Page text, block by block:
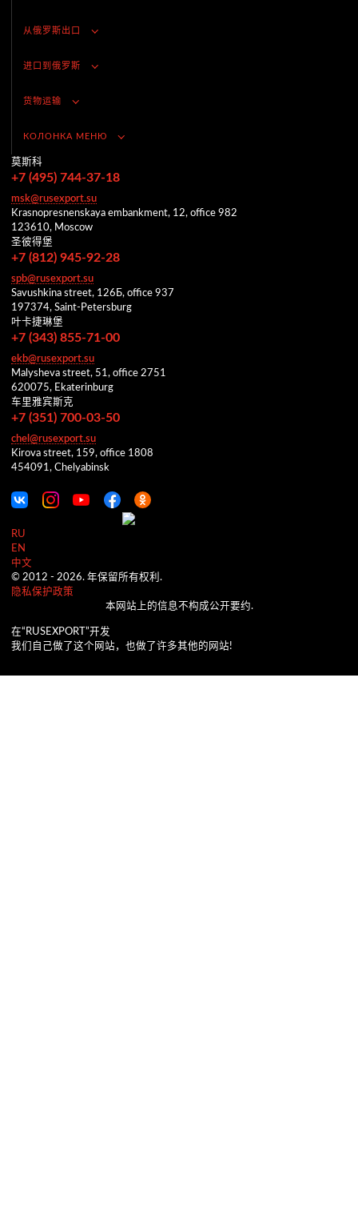
从俄罗斯出口
进口到俄罗斯
货物运输
КОЛОНКА МЕНЮ
莫斯科
+7 (495) 744-37-18
msk@rusexport.su
Krasnopresnenskaya embankment, 12, office 982
123610, Moscow
圣彼得堡
+7 (812) 945-92-28
spb@rusexport.su
Savushkina street, 126Б, office 937
197374, Saint-Petersburg
叶卡捷琳堡
+7 (343) 855-71-00
ekb@rusexport.su
Malysheva street, 51, office 2751
620075, Ekaterinburg
车里雅宾斯克
+7 (351) 700-03-50
chel@rusexport.su
Kirova street, 159, office 1808
454091, Chelyabinsk
RU
EN
中文
© 2012 - 2026. 年保留所有权利.
隐私保护政策
本网站上的信息不构成公开要约.
在“RUSEXPORT”开发
我们自己做了这个网站，也做了许多其他的网站!